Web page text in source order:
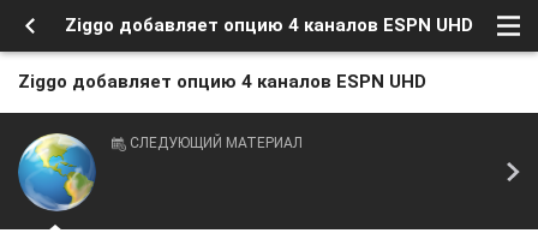
Ziggo добавляет опцию 4 каналов ESPN UHD
Ziggo добавляет опцию 4 каналов ESPN UHD
СЛЕДУЮЩИЙ МАТЕРИАЛ